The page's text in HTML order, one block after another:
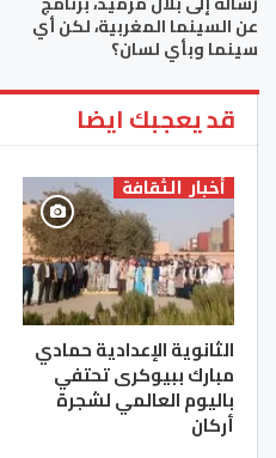
عن السينما المغربية، لكن أي
سينما وبأي لسان؟
قد يعجبك ايضا
أخبار الثقافة
الثانوية الإعدادية حمادي
مبارك ببيوكرى تحتفي
باليوم العالمي لشجرة
أركان